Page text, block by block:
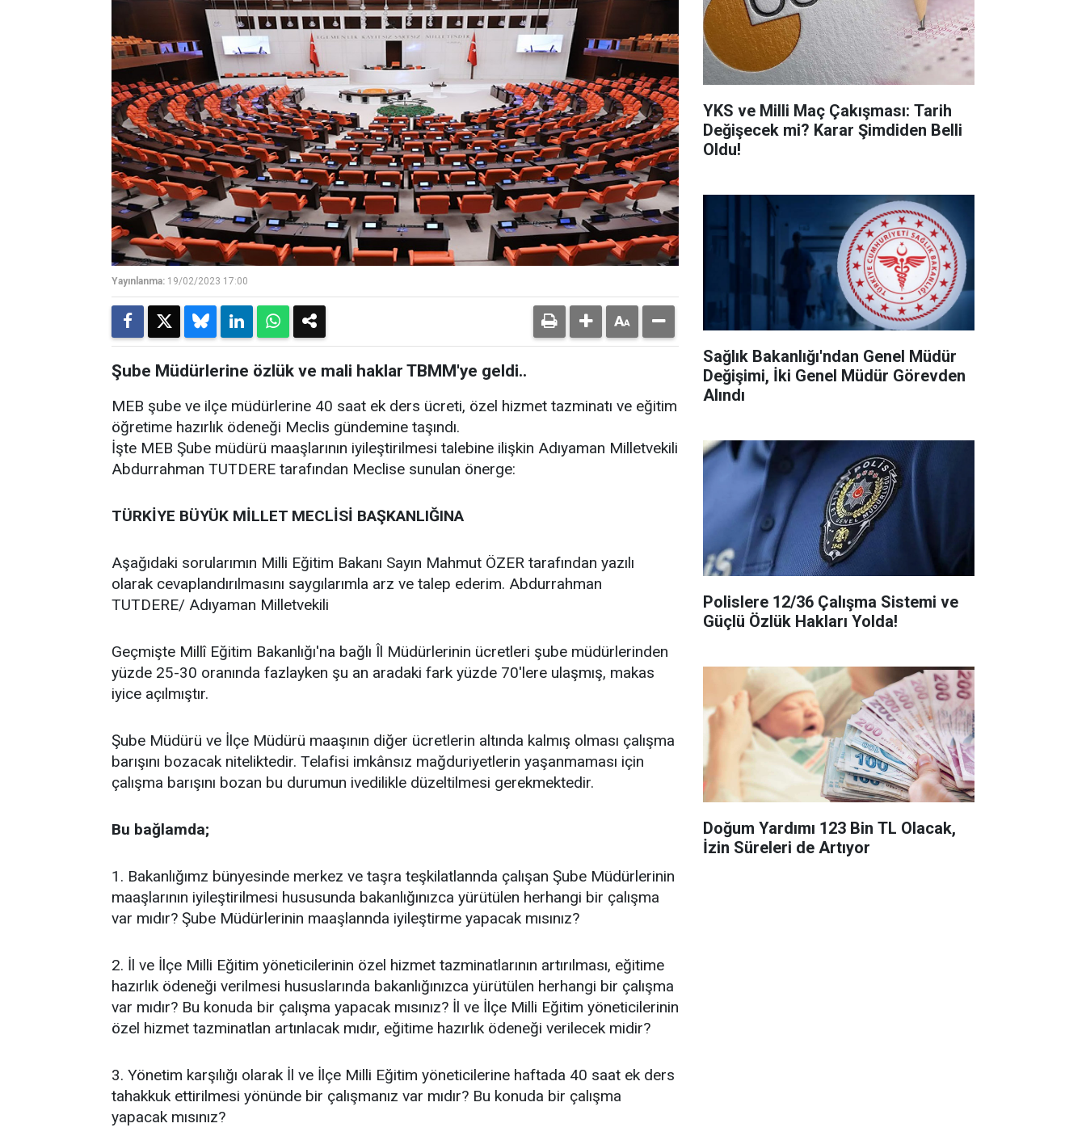
Yayınlanma: 19/02/2023 17:00
Şube Müdürlerine özlük ve mali haklar TBMM'ye geldi..
MEB şube ve ilçe müdürlerine 40 saat ek ders ücreti, özel hizmet tazminatı ve eğitim
öğretime hazırlık ödeneği Meclis gündemine taşındı.
İşte MEB Şube müdürü maaşlarının iyileştirilmesi talebine ilişkin Adıyaman Milletvekili
Abdurrahman TUTDERE tarafından Meclise sunulan önerge:
TÜRKİYE BÜYÜK MİLLET MECLİSİ BAŞKANLIĞINA
Aşağıdaki sorularımın Milli Eğitim Bakanı Sayın Mahmut ÖZER tarafından yazılı
olarak cevaplandırılmasını saygılarımla arz ve talep ederim. Abdurrahman
TUTDERE/ Adıyaman Milletvekili
Geçmişte Millî Eğitim Bakanlığı'na bağlı Îl Müdürlerinin ücretleri şube müdürlerinden
yüzde 25-30 oranında fazlayken şu an aradaki fark yüzde 70'lere ulaşmış, makas
iyice açılmıştır.
Şube Müdürü ve İlçe Müdürü maaşının diğer ücretlerin altında kalmış olması çalışma
barışını bozacak niteliktedir. Telafisi imkânsız mağduriyetlerin yaşanmaması için
çalışma barışını bozan bu durumun ivedilikle düzeltilmesi gerekmektedir.
Bu bağlamda;
1. Bakanlığımz bünyesinde merkez ve taşra teşkilatlannda çalışan Şube Müdürlerinin
maaşlarının iyileştirilmesi hususunda bakanlığınızca yürütülen herhangi bir çalışma
var mıdır? Şube Müdürlerinin maaşlannda iyileştirme yapacak mısınız?
2. İl ve İlçe Milli Eğitim yöneticilerinin özel hizmet tazminatlarının artırılması, eğitime
hazırlık ödeneği verilmesi hususlarında bakanlığınızca yürütülen herhangi bir çalışma
var mıdır? Bu konuda bir çalışma yapacak mısınız? İl ve İlçe Milli Eğitim yöneticilerinin
özel hizmet tazminatlan artınlacak mıdır, eğitime hazırlık ödeneği verilecek midir?
3. Yönetim karşılığı olarak İl ve İlçe Milli Eğitim yöneticilerine haftada 40 saat ek ders
tahakkuk ettirilmesi yönünde bir çalışmanız var mıdır? Bu konuda bir çalışma
yapacak mısınız?
YKS ve Milli Maç Çakışması: Tarih
Değişecek mi? Karar Şimdiden Belli
Oldu!
Sağlık Bakanlığı'ndan Genel Müdür
Değişimi, İki Genel Müdür Görevden
Alındı
Polislere 12/36 Çalışma Sistemi ve
Güçlü Özlük Hakları Yolda!
Doğum Yardımı 123 Bin TL Olacak,
İzin Süreleri de Artıyor